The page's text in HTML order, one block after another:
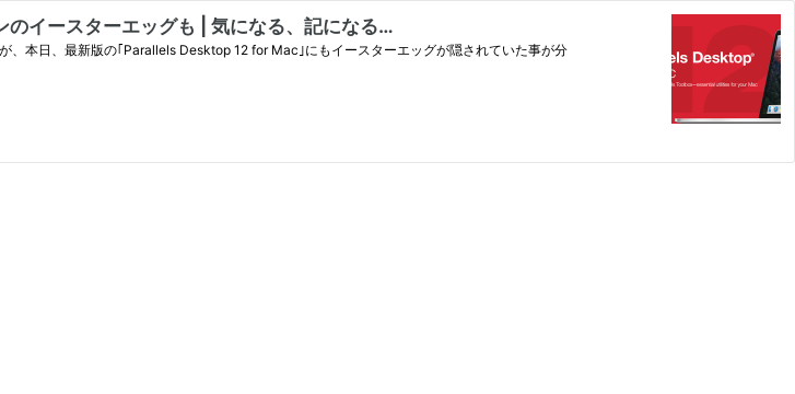
イースターエッグも | 気になる、記になる…
本日、最新版の｢Parallels Desktop 12 for Mac｣にもイースターエッグが隠されていた事が分